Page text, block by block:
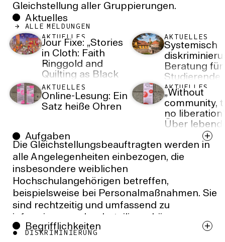
Gleichstellung aller Gruppierungen.
Aktuelles
ALLE MELDUNGEN
AKTUELLES
Jour Fixe: „Stories
in Cloth: Faith
Ringgold and
Quilting as Black
Feminist
Knowledge
Production“
AKTUELLES
Systemisch
Beratung für
Studierende
AKTUELLES
Online-Lesung: Ein
Satz heiße Ohren
AKTUELLES
„Without
community,
no
Über
Archive und
solidarisches
Erinnern
Aufgaben
Die Gleichstellungsbeauftragten werden in
alle Angelegenheiten einbezogen, die
insbesondere weiblichen
Hochschulangehörigen betreffen,
beispielsweise bei Personalmaßnahmen. Sie
sind rechtzeitig und umfassend zu
Bewerbungsunterlagen einsehen und sind
Begrifflichkeiten
DISKRIMINIERUNG